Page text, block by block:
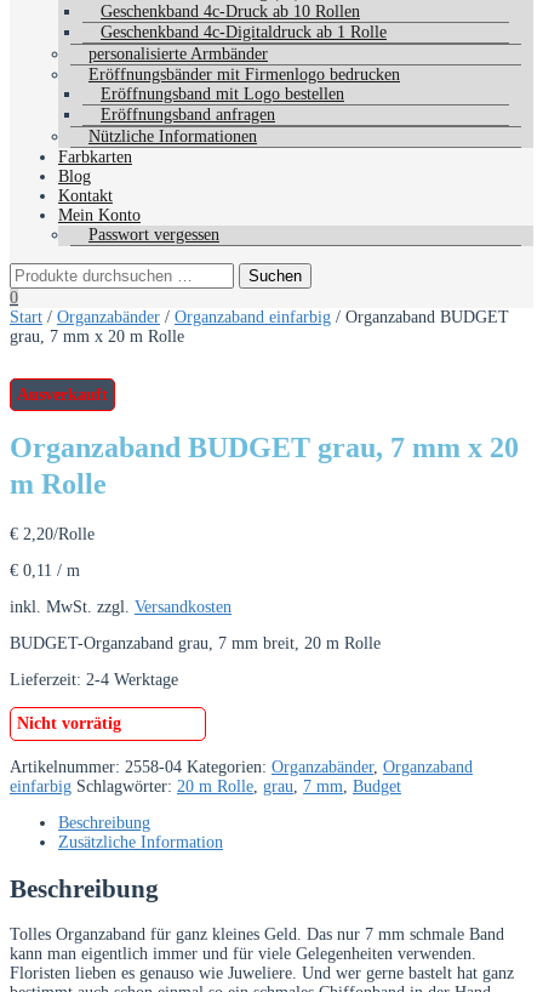
Geschenkband 4c-Druck ab 10 Rollen
Geschenkband 4c-Digitaldruck ab 1 Rolle
personalisierte Armbänder
Eröffnungsbänder mit Firmenlogo bedrucken
Eröffnungsband mit Logo bestellen
Eröffnungsband anfragen
Nützliche Informationen
Farbkarten
Blog
Kontakt
Mein Konto
Passwort vergessen
0
Start / Organzabänder / Organzaband einfarbig / Organzaband BUDGET
grau, 7 mm x 20 m Rolle
Ausverkauft
Organzaband BUDGET grau, 7 mm x 20
m Rolle
€ 2,20/Rolle
€ 0,11 / m
inkl. MwSt. zzgl. Versandkosten
BUDGET-Organzaband grau, 7 mm breit, 20 m Rolle
Lieferzeit: 2-4 Werktage
Nicht vorrätig
Artikelnummer: 2558-04 Kategorien: Organzabänder, Organzaband
einfarbig Schlagwörter: 20 m Rolle, grau, 7 mm, Budget
Beschreibung
Zusätzliche Information
Beschreibung
Tolles Organzaband für ganz kleines Geld. Das nur 7 mm schmale Band
kann man eigentlich immer und für viele Gelegenheiten verwenden.
Floristen lieben es genauso wie Juweliere. Und wer gerne bastelt hat ganz